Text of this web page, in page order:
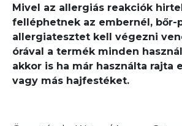
Mivel az allergiás reakciók
felléphetnek az embernél, bőr-
allergiatesztet kell végezni
órával a termék minden
akkor is ha már használta rajta
vagy más hajfestéket.